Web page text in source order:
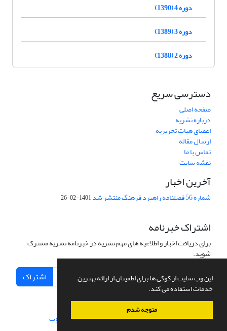
این وب سایت از کوکی ها برای اطمینان از ارائه بهترین
خدمات استفاده می کند.
متوجه شدم
دوره 4 (1390)
دوره 3 (1389)
دوره 2 (1388)
دسترسی سریع
صفحه اصلی
درباره نشریه
اعضای هیات تحریریه
ارسال مقاله
تماس با ما
نقشه سایت
آخرین اخبار
شماره 56 فصلنامه راهبرد فرهنگ منتشر شد 1401-02-26
اشتراک خبرنامه
برای دریافت اخبار و اطلاعیه های مهم نشریه در خبرنامه نشریه مشترک
شوید.
اشتراک
سامانه مدیریت نشریات علمی.طراحی و پیاده سازی از سیناوب